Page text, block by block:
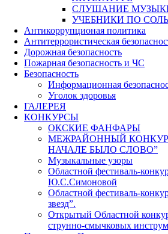
СЛУШАНИЕ
УЧЕБНИКИ ПО
Антикоррупционая политика
Антитеррористическая
Дорожная безопасность
Пожарная безопасность и ЧС
Безопасность
Информационная
Уголок здоровья
ГАЛЕРЕЯ
КОНКУРСЫ
ОКСКИЕ ФАНФАРЫ
МЕЖРАЙОННЫЙ
НАЧАЛЕ БЫЛО СЛОВО”
Музыкальные узоры
Областной фестиваль-
Ю.С.Симоновой
Областной фестиваль-
звезд”.
Открытый Областной
струнно-смычковых